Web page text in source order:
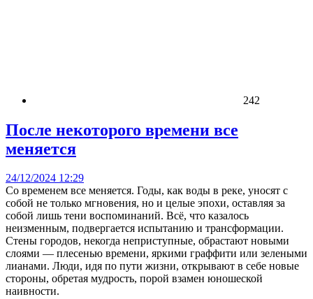
242
После некоторого времени все
меняется
24/12/2024 12:29
Со временем все меняется. Годы, как воды в реке, уносят с
собой не только мгновения, но и целые эпохи, оставляя за
собой лишь тени воспоминаний. Всё, что казалось
неизменным, подвергается испытанию и трансформации.
Стены городов, некогда неприступные, обрастают новыми
слоями — плесенью времени, яркими граффити или зелеными
лианами. Люди, идя по пути жизни, открывают в себе новые
стороны, обретая мудрость, порой взамен юношеской
наивности.